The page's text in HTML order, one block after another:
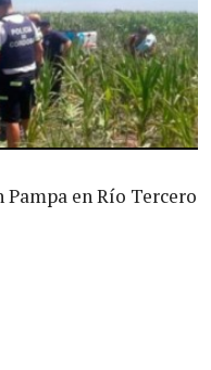
en Río Tercero